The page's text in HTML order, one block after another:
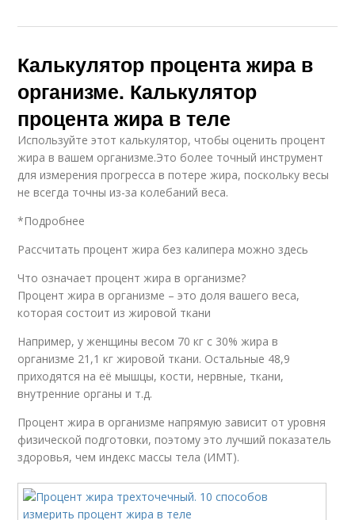
Калькулятор процента жира в
организме. Калькулятор
процента жира в теле
Используйте этот калькулятор, чтобы оценить процент
жира в вашем организме.Это более точный инструмент
для измерения прогресса в потере жира, поскольку весы
не всегда точны из-за колебаний веса.
*Подробнее
Рассчитать процент жира без калипера можно здесь
Что означает процент жира в организме?
Процент жира в организме – это доля вашего веса,
которая состоит из жировой ткани
Например, у женщины весом 70 кг с 30% жира в
организме 21,1 кг жировой ткани. Остальные 48,9
приходятся на её мышцы, кости, нервные, ткани,
внутренние органы и т.д.
Процент жира в организме напрямую зависит от уровня
физической подготовки, поэтому это лучший показатель
здоровья, чем индекс массы тела (ИМТ).